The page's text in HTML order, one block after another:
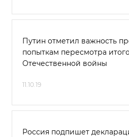
Путин отметил важность
попыткам пересмотра
Отечественной войны
11.10.19
Россия подпишет